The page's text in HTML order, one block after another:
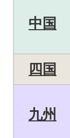
中国
四国
九州